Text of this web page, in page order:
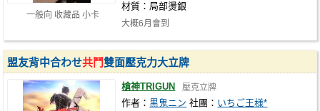
一般向 收藏品 小卡
材質：局部燙銀
大概6月會到
盟友背中合わせ共鬥雙面壓克力大立牌
槍神TRIGUN 壓克立牌
作者：黒鬼ニン 社團： いちご王様*